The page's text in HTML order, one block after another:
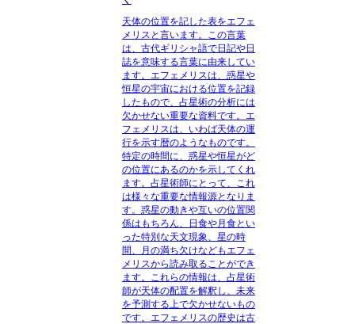
天体の位置を記した表をエフェ
メリスと言います。この言葉
は、古代ギリシャ語で日記や日
誌を意味する言葉に由来してい
ます。エフェメリスは、惑星や
恒星の宇宙における位置を記録
したもので、占星術の分析には
欠かせない重要な資料です。エ
フェメリスは、いわば天体の運
行を示す暦のようなものです。
特定の時間に、惑星や恒星がど
の位置にあるのかを示してくれ
ます。占星術師にとって、これ
は様々な重要な情報源となりま
す。惑星の動きや互いの位置関
係はもちろん、日食や月食とい
った特別な天文現象、星の時
間、月の満ち欠けなどもエフェ
メリスから読み取ることができ
ます。これらの情報は、占星術
師が天体の配置を解釈し、未来
を予測する上で欠かせないもの
です。エフェメリスの歴史は古